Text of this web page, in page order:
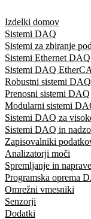
Izdelki domov
Sistemi DAQ
Sistemi za zbiranje
Sistemi Ethernet DAQ
Sistemi DAQ
Robustni sistemi DAQ
Prenosni sistemi DAQ
Modularni sistemi
Sistemi DAQ za
Sistemi DAQ in
Zapisovalniki
Analizatorji moči
Spremljanje in
Programska oprema
Omrežni vmesniki
Senzorji
Dodatki